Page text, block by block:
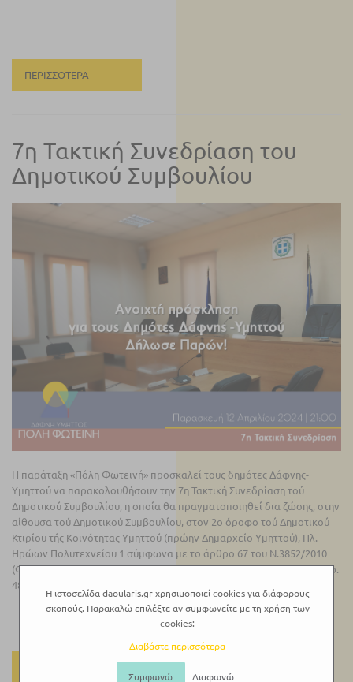
ΠΕΡΙΣΣΌΤΕΡΑ
7η Τακτική Συνεδρίαση του
Δημοτικού Συμβουλίου
Η παράταξη «Πόλη Φωτεινή» προσκαλεί τους δημότες Δάφνης-
Υμηττού να παρακολουθήσουν την 7η Τακτική Συνεδρίαση τού
Δημοτικού Συμβουλίου, η οποία θα πραγματοποιηθεί δια ζώσης, στην
αίθουσα τού Δημοτικού Συμβουλίου, στον 2ο όροφο τού Δημοτικού
Κτιρίου τής Κοινότητας Υμηττού (πρώην Δημαρχείο Υμηττού), Πλ.
Ηρώων Πολυτεχνείου 1 σύμφωνα με το άρθρο 67 του Ν.3852/2010
(ΦΕΚ 87/τ.Α’/07-06-2010) καθώς και το άρθ.11 του Ν.5043/2023 (υπ’αρ.
488/2023 εγκύκλιος ΥΠΕΣ ).
Η ιστοσελίδα daoularis.gr χρησιμοποιεί cookies για διάφορους
σκοπούς. Παρακαλώ επιλέξτε αν συμφωνείτε με τη χρήση των
cookies:
Διαβάστε περισσότερα
Συμφωνώ Διαφωνώ